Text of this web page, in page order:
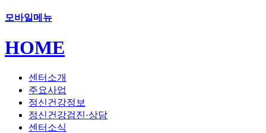
모바일메뉴
HOME
센터소개
주요사업
정신건강정보
정신건강검진·상담
센터소식